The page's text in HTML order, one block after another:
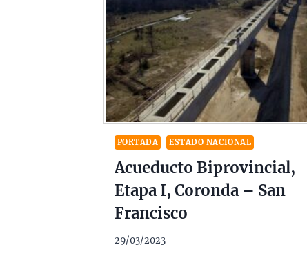
PORTADA ESTADO NACIONAL
Acueducto Biprovincial,
Etapa I, Coronda – San
Francisco
29/03/2023